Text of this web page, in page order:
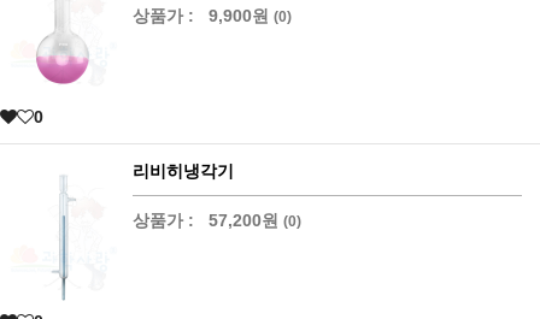
상품가 : 9,900원 (0)
0
리비히냉각기
상품가 : 57,200원 (0)